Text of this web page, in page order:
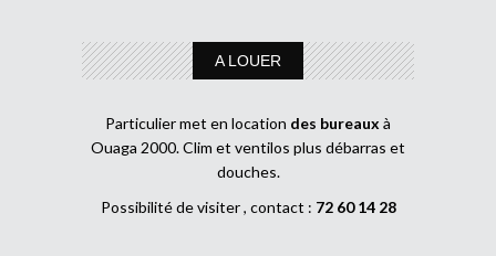
A LOUER
Particulier met en location des bureaux à
Ouaga 2000. Clim et ventilos plus débarras et
douches.
Possibilité de visiter , contact : 72 60 14 28